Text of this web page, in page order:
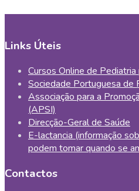
Links Úteis
Cursos Online de
Sociedade Portuguesa de
Associação para a
(APSI)
Direcção-Geral de Saúde
E-lactancia (informação
podem tomar quando se
Contactos